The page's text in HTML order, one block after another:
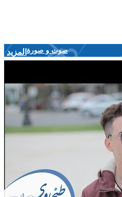
المزيد صوت و صورة